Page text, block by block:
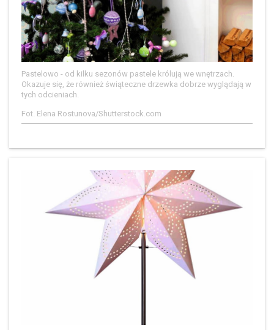
Pastelowo - od kilku sezonów pastele królują we wnętrzach.
Okazuje się, że również świąteczne drzewka dobrze wyglądają w
tych odcieniach.
Fot. Elena Rostunova/Shutterstock.com